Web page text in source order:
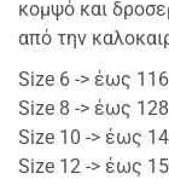
κομψό και
από την
Size 6 -> έως
Size 8 -> έως
Size 10 -> έως
Size 12 -> έως